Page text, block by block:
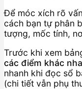
Để móc xích rõ
cách bạn tự phân
tượng, mốc tính,
Trước khi xem
các điểm khác
nhanh khi đọc sổ
(chi tiết vẫn phụ